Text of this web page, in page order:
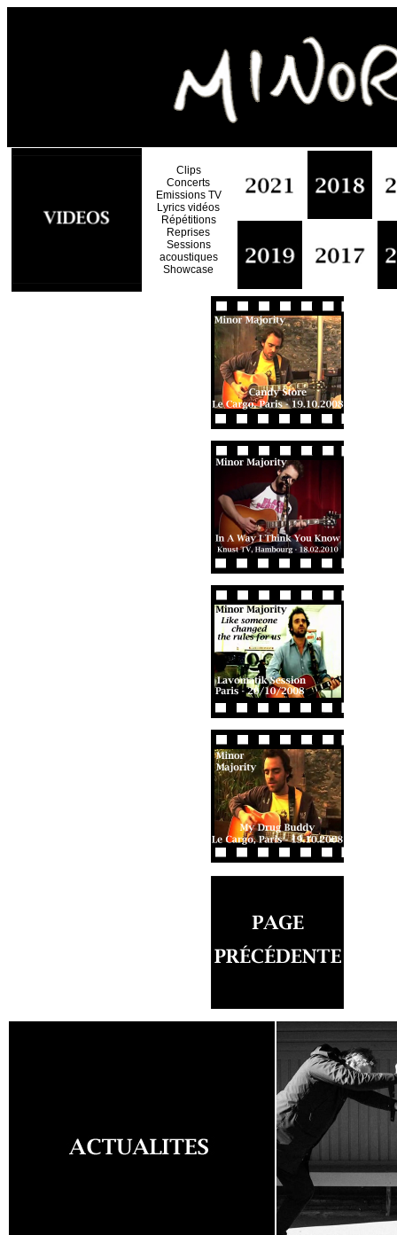
Clips
Concerts
Emissions TV
Lyrics vidéos
Répétitions
Reprises
Sessions
acoustiques
Showcase